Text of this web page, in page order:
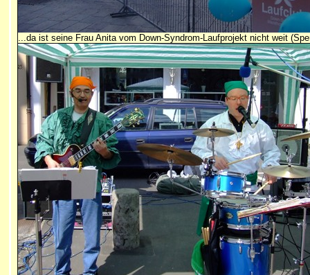
...da ist seine Frau Anita vom Down-Syndrom-Laufprojekt nicht weit